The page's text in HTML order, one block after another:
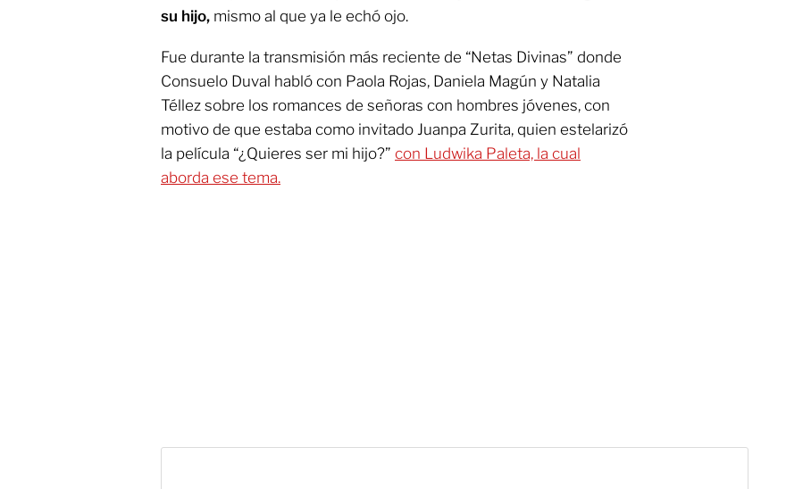
su hijo, mismo al que ya le echó ojo.
Fue durante la transmisión más reciente de “Netas Divinas” donde
Consuelo Duval habló con Paola Rojas, Daniela Magún y Natalia
Téllez sobre los romances de señoras con hombres jóvenes, con
motivo de que estaba como invitado Juanpa Zurita, quien estelarizó
la película “¿Quieres ser mi hijo?” con Ludwika Paleta, la cual
aborda ese tema.